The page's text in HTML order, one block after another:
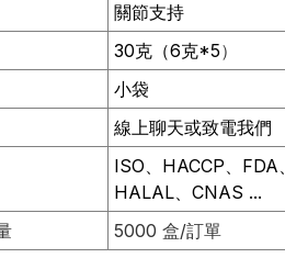
關節支持
30克（6克*5）
小袋
線上聊天或致電我們
ISO、HACCP、FDA、
HALAL、CNAS ...
5000 盒/訂單